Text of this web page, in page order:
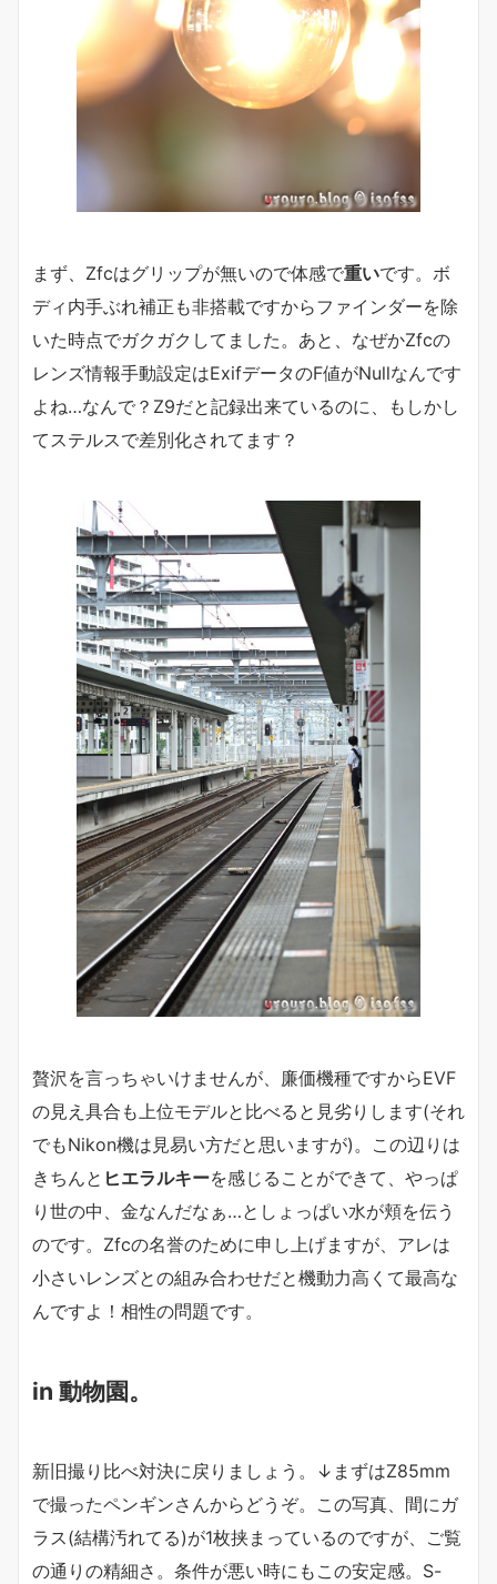
まず、Zfcはグリップが無いので体感で重いです。ボ
ディ内手ぶれ補正も非搭載ですからファインダーを除
いた時点でガクガクしてました。あと、なぜかZfcの
レンズ情報手動設定はExifデータのF値がNullなんです
よね…なんで？Z9だと記録出来ているのに、もしかし
てステルスで差別化されてます？
贅沢を言っちゃいけませんが、廉価機種ですからEVF
の見え具合も上位モデルと比べると見劣りします(それ
でもNikon機は見易い方だと思いますが)。この辺りは
きちんと ヒエラルキーを感じることができて、やっぱ
り世の中、金なんだなぁ…としょっぱい水が頬を伝う
のです。Zfcの名誉のために申し上げますが、アレは
小さいレンズとの組み合わせだと機動力高くて最高な
んですよ！相性の問題です。
in 動物園。
新旧撮り比べ対決に戻りましょう。↓まずはZ85mm
で撮ったペンギンさんからどうぞ。この写真、間にガ
ラス(結構汚れてる)が1枚挟まっているのですが、ご覧
の通りの精細さ。条件が悪い時にもこの安定感。S-